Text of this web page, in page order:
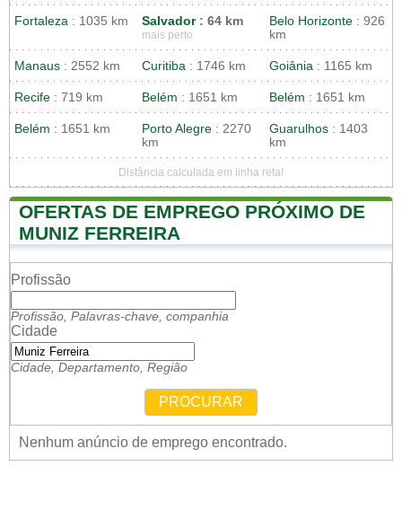
Fortaleza : 1035 km Salvador: 64 km
mais perto
Belo Horizonte : 926
km
Manaus : 2552 km Curitiba : 1746 km Goiânia : 1165 km
Recife : 719 km Belém : 1651 km Belém : 1651 km
Belém : 1651 km Porto Alegre : 2270
km
Guarulhos : 1403
km
Distância calculada em linha reta!
OFERTAS DE EMPREGO PRÓXIMO DE
MUNIZ FERREIRA
Profissão
Profissão, Palavras-chave, companhia
Cidade
Cidade, Departamento, Região
PROCURAR
Nenhum anúncio de emprego encontrado.